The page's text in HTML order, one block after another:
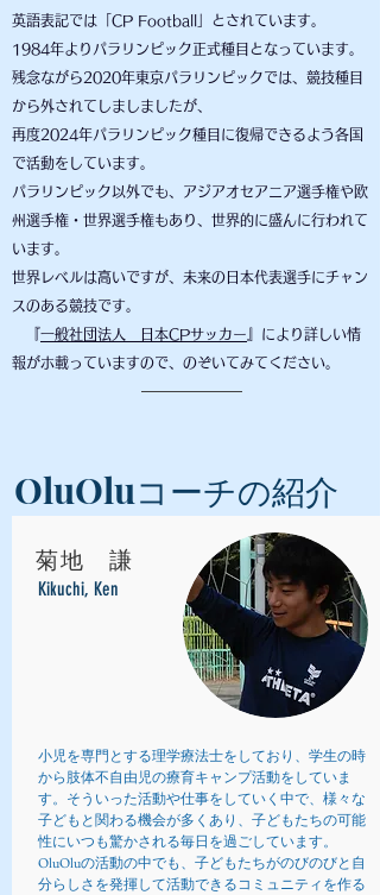
英語表記では「CP Football」とされています。
1984年よりパラリンピック正式種目となっています。
残念ながら2020年東京パラリンピックでは、競技種目
から外されてしましましたが、
再度2024年パラリンピック種目に復帰できるよう各国
で活動をしています。
パラリンピック以外でも、アジアオセアニア選手権や欧
州選手権・世界選手権もあり、世界的に盛んに行われて
います。
世界レベルは高いですが、未来の日本代表選手にチャン
スのある競技です。
​ 『一般社団法人 日本CPサッカー 』により詳しい情
報がホ載っていますので、のぞいてみてください。
OluOluコーチの紹介
菊地 謙
Kikuchi, Ken
小児を専門とする理学療法士をしており、学生の時
から肢体不自由児の療育キャンプ活動をしていま
す。そういった活動や仕事をしていく中で、様々な
子どもと関わる機会が多くあり、子どもたちの可能
性にいつも驚かされる毎日を過ごしています。
OluOluの活動の中でも、子どもたちがのびのびと自
分らしさを発揮して活動できるコミュニティを作る